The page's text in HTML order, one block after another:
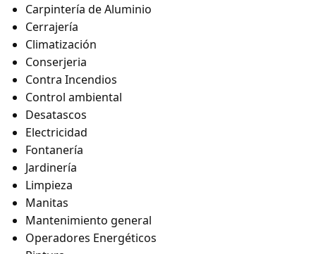
Carpintería de Aluminio
Cerrajería
Climatización
Conserjeria
Contra Incendios
Control ambiental
Desatascos
Electricidad
Fontanería
Jardinería
Limpieza
Manitas
Mantenimiento general
Operadores Energéticos